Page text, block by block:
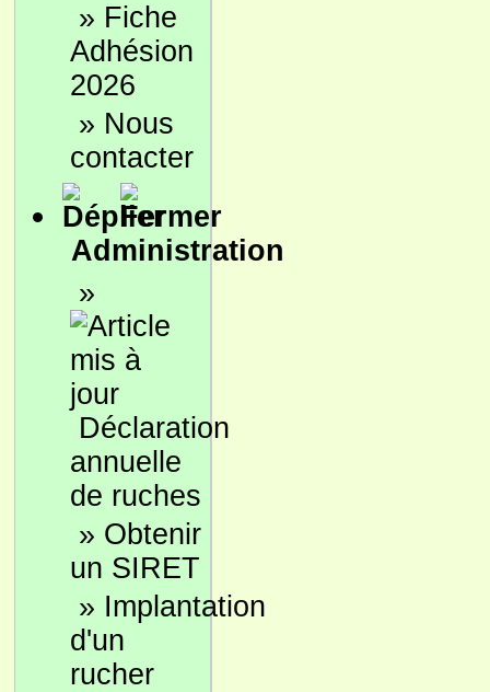
» Fiche
Adhésion
2026
» Nous
contacter
Administration
»
Déclaration
annuelle
de ruches
» Obtenir
un SIRET
» Implantation
d'un
rucher